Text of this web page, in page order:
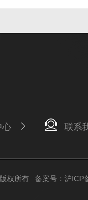
心 联系
权所有 备案号：沪ICP